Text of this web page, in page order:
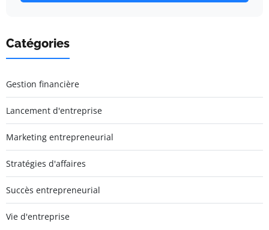
Catégories
Gestion financière
Lancement d'entreprise
Marketing entrepreneurial
Stratégies d'affaires
Succès entrepreneurial
Vie d'entreprise